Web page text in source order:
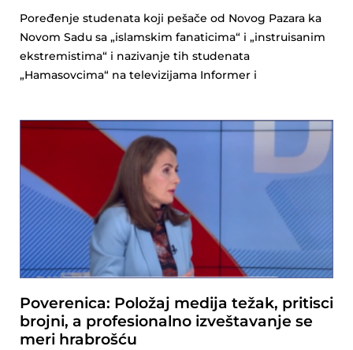
Poređenje studenata koji pešače od Novog Pazara ka
Novom Sadu sa „islamskim fanaticima“ i „instruisanim
ekstremistima“ i nazivanje tih studenata
„Hamasovcima“ na televizijama Informer i
Poverenica: Položaj medija težak, pritisci
brojni, a profesionalno izveštavanje se
meri hrabrošću